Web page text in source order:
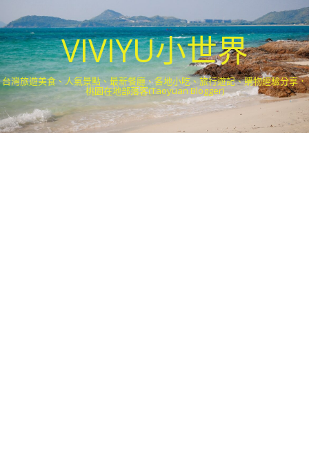
VIVIYU小世界
台灣旅遊美食、人氣景點、最新餐廳、各地小吃、旅行遊記、購物經驗分享．
桃園在地部落客(Taoyuan Blogger)